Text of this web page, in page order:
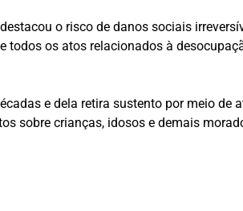
o risco de danos sociais
os atos relacionados à
e dela retira sustento por meio
sobre crianças, idosos e demais